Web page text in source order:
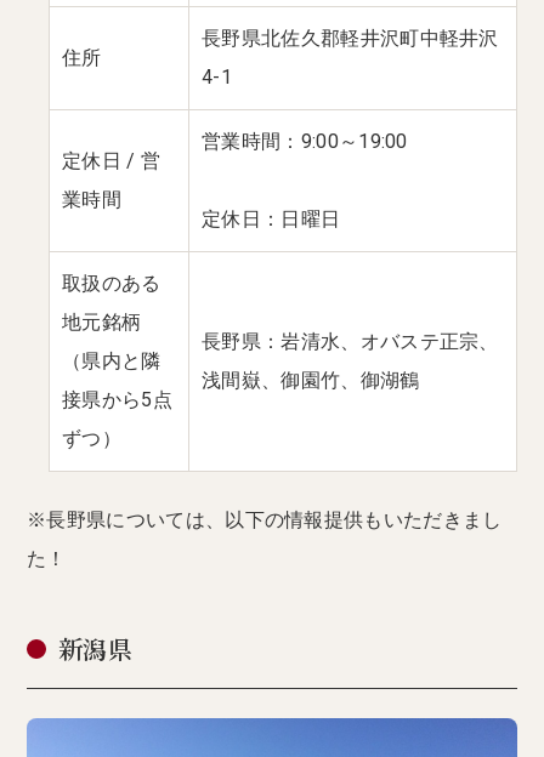
住所
長野県北佐久郡軽井沢町中軽井沢
4-1
定休日 / 営
業時間
営業時間：9:00～19:00
定休日：日曜日
取扱のある
地元銘柄
（県内と隣
接県から5点
ずつ）
長野県：岩清水、オバステ正宗、
浅間嶽、御園竹、御湖鶴
※長野県については、以下の情報提供もいただきまし
た！
新潟県